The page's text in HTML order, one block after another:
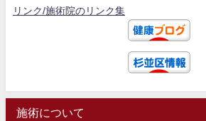
リンク/施術院のリンク集
施術について